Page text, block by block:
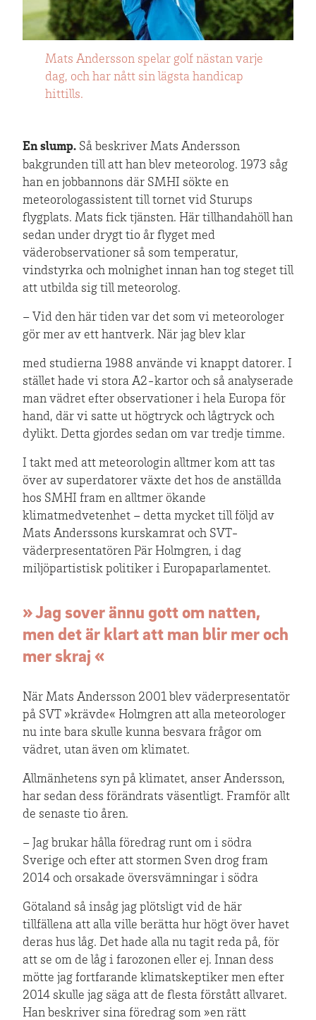
Mats Andersson spelar golf nästan varje
dag, och har nått sin lägsta handicap
hittills.
En slump. Så beskriver Mats Andersson
bakgrunden till att han blev meteorolog. 1973 såg
han en jobbannons där SMHI sökte en
meteorologassistent till tornet vid Sturups
flygplats. Mats fick tjänsten. Här tillhandahöll han
sedan under drygt tio år flyget med
väderobservationer så som temperatur,
vindstyrka och molnighet innan han tog steget till
att utbilda sig till meteorolog.
– Vid den här tiden var det som vi meteorologer
gör mer av ett hantverk. När jag blev klar
med studierna 1988 använde vi knappt datorer. I
stället hade vi stora A2-kartor och så analyserade
man vädret efter observationer i hela Europa för
hand, där vi satte ut högtryck och lågtryck och
dylikt. Detta gjordes sedan om var tredje timme.
I takt med att meteorologin alltmer kom att tas
över av superdatorer växte det hos de anställda
hos SMHI fram en alltmer ökande
klimatmedvetenhet – detta mycket till följd av
Mats Anderssons kurskamrat och SVT-
väderpresentatören Pär Holmgren, i dag
miljöpartistisk politiker i Europaparlamentet.
» Jag sover ännu gott om natten,
men det är klart att man blir mer och
mer skraj «
När Mats Andersson 2001 blev väderpresentatör
på SVT »krävde« Holmgren att alla meteorologer
nu inte bara skulle kunna besvara frågor om
vädret, utan även om klimatet.
Allmänhetens syn på klimatet, anser Andersson,
har sedan dess förändrats väsentligt. Framför allt
de senaste tio åren.
– Jag brukar hålla föredrag runt om i södra
Sverige och efter att stormen Sven drog fram
2014 och orsakade översvämningar i södra
Götaland så insåg jag plötsligt vid de här
tillfällena att alla ville berätta hur högt över havet
deras hus låg. Det hade alla nu tagit reda på, för
att se om de låg i farozonen eller ej. Innan dess
mötte jag fortfarande klimatskeptiker men efter
2014 skulle jag säga att de flesta förstått allvaret.
Han beskriver sina föredrag som »en rätt